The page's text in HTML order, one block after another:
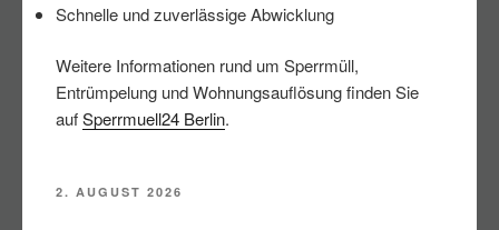
Schnelle und zuverlässige Abwicklung
Weitere Informationen rund um Sperrmüll,
Entrümpelung und Wohnungsauflösung finden Sie
aufSperrmuell24 Berlin.
VERÖFFENTLICHT
2. AUGUST 2026